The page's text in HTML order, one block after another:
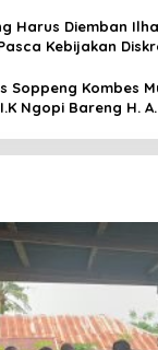
Harus Diemban
Kebijakan
Soppeng Kombes
Ngopi Bareng H.